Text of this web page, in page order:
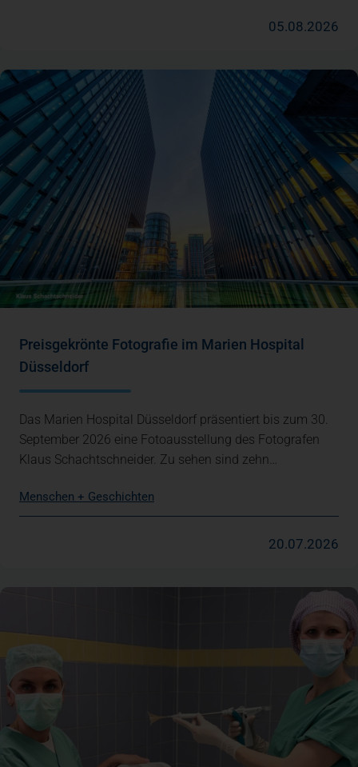
05.08.2026
Preisgekrönte Fotografie im Marien Hospital
Düsseldorf
Das Marien Hospital Düsseldorf präsentiert bis zum 30.
September 2026 eine Fotoausstellung des Fotografen
Klaus Schachtschneider. Zu sehen sind zehn…
Menschen + Geschichten
20.07.2026